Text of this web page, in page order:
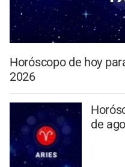
Horóscopo de hoy
2026
de